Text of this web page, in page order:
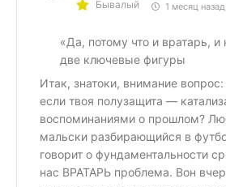
Бывалый 1 месяц назад
«Да, потому что и вратарь,
две ключевые фигуры
Итак, знатоки, внимание вопрос:
если твоя полузащита —
воспоминаниями о прошлом?
мальски разбирающийся в
говорит о фундаментальности
нас ВРАТАРЬ проблема. Вон